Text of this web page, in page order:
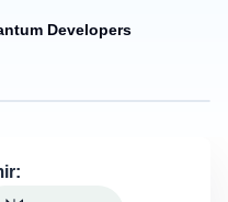
Developers